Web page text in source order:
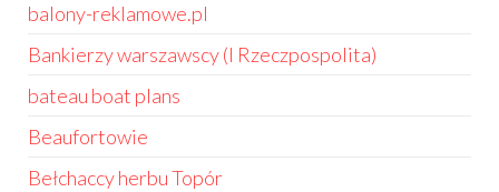
balony-reklamowe.pl
Bankierzy warszawscy (I Rzeczpospolita)
bateau boat plans
Beaufortowie
Bełchaccy herbu Topór